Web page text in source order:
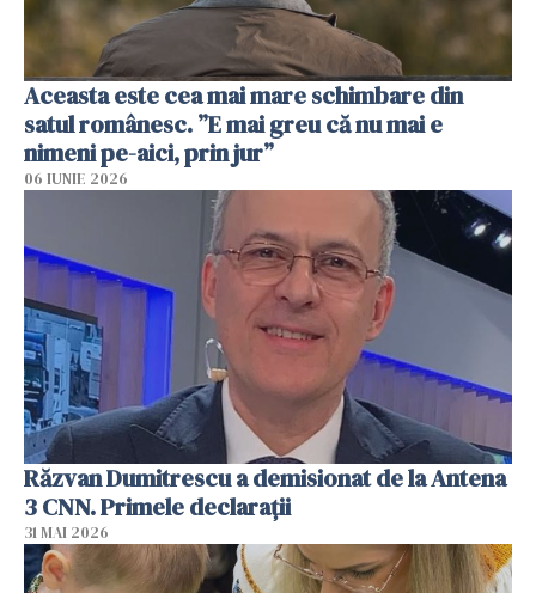
Aceasta este cea mai mare schimbare din
satul românesc. ”E mai greu că nu mai e
nimeni pe-aici, prin jur”
06 IUNIE 2026
Răzvan Dumitrescu a demisionat de la Antena
3 CNN. Primele declarații
31 MAI 2026